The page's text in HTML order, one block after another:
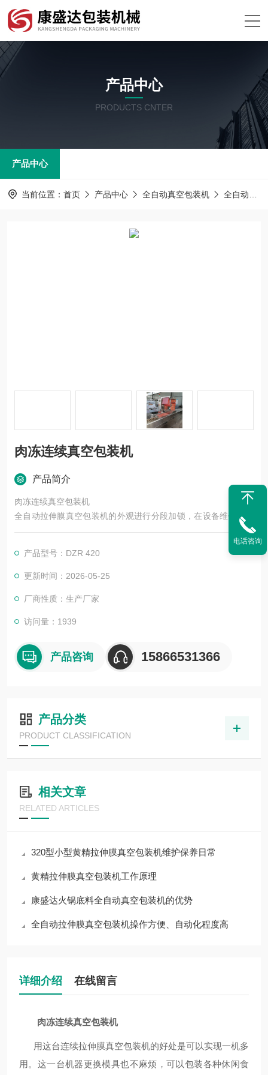
产品中心
PRODUCTS CNTER
产品中心
当前位置： 首页 产品中心 全自动真空包装机 全自动拉伸膜真空包装机
肉冻连续真空包装机
产品简介
肉冻连续真空包装机
全自动拉伸膜真空包装机的外观进行分段加锁，在设备维修时，
不需要用维修工具就可以打开设备，对里面的配件进行维修，节
产品型号：DZR 420
更新时间：2026-05-25
厂商性质：生产厂家
访问量：1939
产品咨询 15866531366
产品分类
PRODUCT CLASSIFICATION
相关文章
RELATED ARTICLES
320型小型黄精拉伸膜真空包装机维护保养日常
黄精拉伸膜真空包装机工作原理
康盛达火锅底料全自动真空包装机的优势
全自动拉伸膜真空包装机操作方便、自动化程度高
详细介绍 在线留言
肉冻连续真空包装机
用这台连续拉伸膜真空包装机的好处是可以实现一机多
用。这一台机器更换模具也不麻烦，可以包装各种休闲食
电话咨询